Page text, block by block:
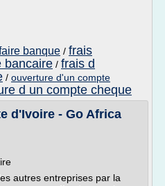
banque / frais
bancaire / frais d
/ ouverture d'un compte
d un compte cheque
d'Ivoire - Go Africa
autres entreprises par la